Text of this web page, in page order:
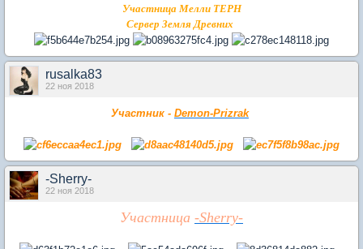
Участница Мелли ТЕРН
Сервер Земля Древних
rusalka83
22 ноя 2018
Участник - Demon-Prizrak
-Sherry-
22 ноя 2018
Участница -Sherry-